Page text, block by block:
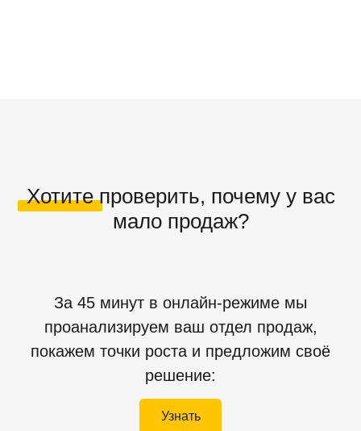
Хотите проверить, почему у вас
мало продаж?
За 45 минут в онлайн-режиме мы
проанализируем ваш отдел продаж,
покажем точки роста и предложим своё
решение:
Узнать